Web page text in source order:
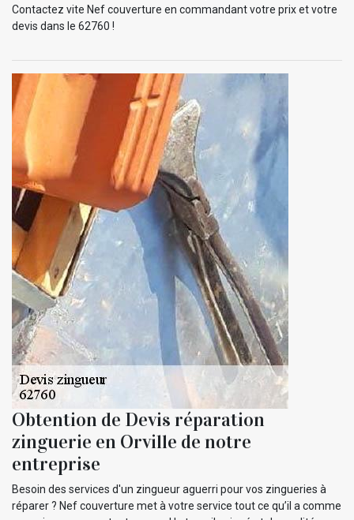
Contactez vite Nef couverture en commandant votre prix et votre
devis dans le 62760 !
Obtention de Devis réparation
zinguerie en Orville de notre
entreprise
Besoin des services d'un zingueur aguerri pour vos zingueries à
réparer ? Nef couverture met à votre service tout ce qu’il a comme